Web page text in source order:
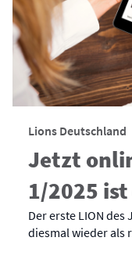
Lions Deutschland
Jetzt
1/2025
Der erste LION des
diesmal wieder als